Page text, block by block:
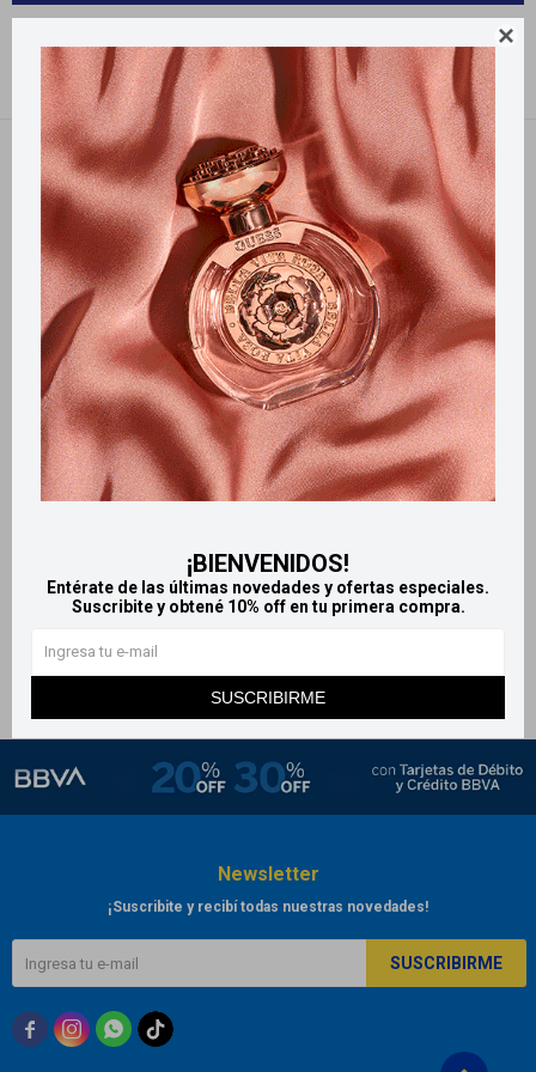

¡BIENVENIDOS!
Entérate de las últimas novedades y ofertas especiales.
Suscribite y obtené 10% off en tu primera compra.
SUSCRIBIRME
Recomendados
Filtrando por: Lacrimax
LlegaHOY
Lacrimax gotas
$ 745 $ 834
Newsletter
¡Suscribite y recibí todas nuestras novedades!
SUSCRIBIRME
  